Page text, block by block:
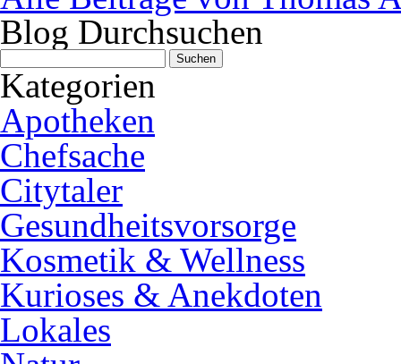
Blog Durchsuchen
Suchen
nach:
Kategorien
Apotheken
Chefsache
Citytaler
Gesundheitsvorsorge
Kosmetik & Wellness
Kurioses & Anekdoten
Lokales